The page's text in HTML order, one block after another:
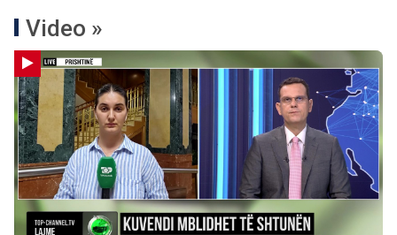
Video »